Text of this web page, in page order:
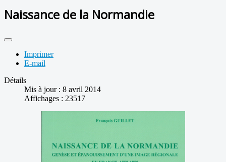
Naissance de la Normandie
Imprimer
E-mail
Détails
Mis à jour : 8 avril 2014
Affichages : 23517